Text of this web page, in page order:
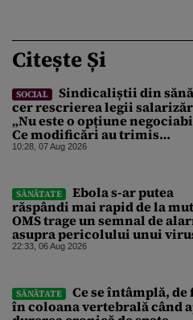
Citește Și
SOCIAL
Sindicaliștii din
cer rescrierea legii
„Nu este o opțiune
Ce modificări au trimis
Guvernului Bolojan
10:28, 07 Aug 2026
SĂNĂTATE
Ebola s-ar putea
răspândi mai rapid de la
OMS trage un semnal de
asupra pericolului unui
pentru care nu există vaccin
22:33, 06 Aug 2026
SĂNĂTATE
Ce se întâmplă, de
în coloana vertebrală când